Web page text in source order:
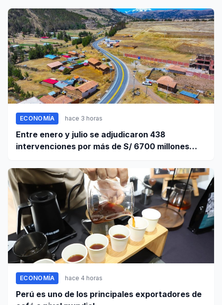
ECONOMÍA hace 3 horas
Entre enero y julio se adjudicaron 438
intervenciones por más de S/ 6700 millones
ECONOMÍA hace 4 horas
Perú es uno de los principales exportadores de